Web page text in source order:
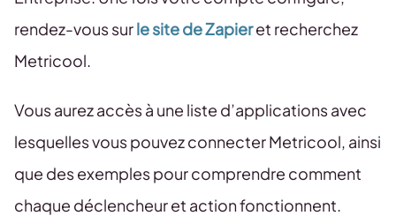
rendez-vous surle site de Zapieret recherchez
Metricool.
Vous aurez accès à une liste d’applications avec
lesquelles vous pouvez connecter Metricool, ainsi
que des exemples pour comprendre comment
chaque déclencheur et action fonctionnent.